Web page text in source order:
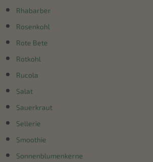
Rhabarber
Rosenkohl
Rote Bete
Rotkohl
Rucola
Salat
Sauerkraut
Sellerie
Smoothie
Sonnenblumenkerne